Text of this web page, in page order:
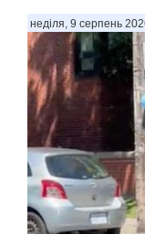
неділя, 9 серпень